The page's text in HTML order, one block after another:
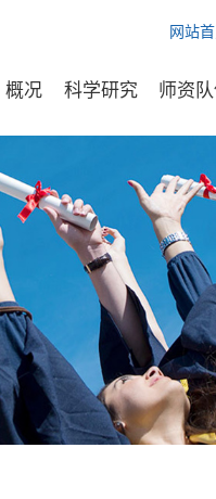
网站
概况 科学研究 师资